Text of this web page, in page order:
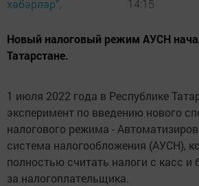
хәбәрләр",
14:15
Новый налоговый режим АУСН
Татарстане.
1 июля 2022 года в Республике
эксперимент по введению нового
налогового режима -
система налогообложения (АУСН),
полностью считать налоги с касс и
за налогоплательщика.